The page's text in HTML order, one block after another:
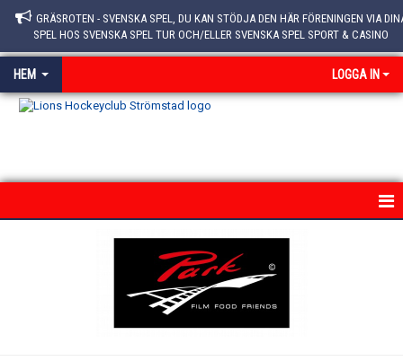
GRÄSROTEN - SVENSKA SPEL, DU KAN STÖDJA DEN HÄR FÖRENINGEN VIA
SPEL HOS SVENSKA SPEL TUR OCH/ELLER SVENSKA SPEL SPORT & CASINO
HEM LOGGA IN